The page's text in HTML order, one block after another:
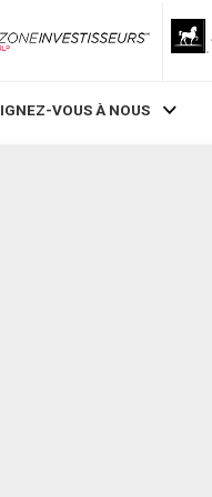
ZoneInvestisseurs RLP
VOUS À NOUS